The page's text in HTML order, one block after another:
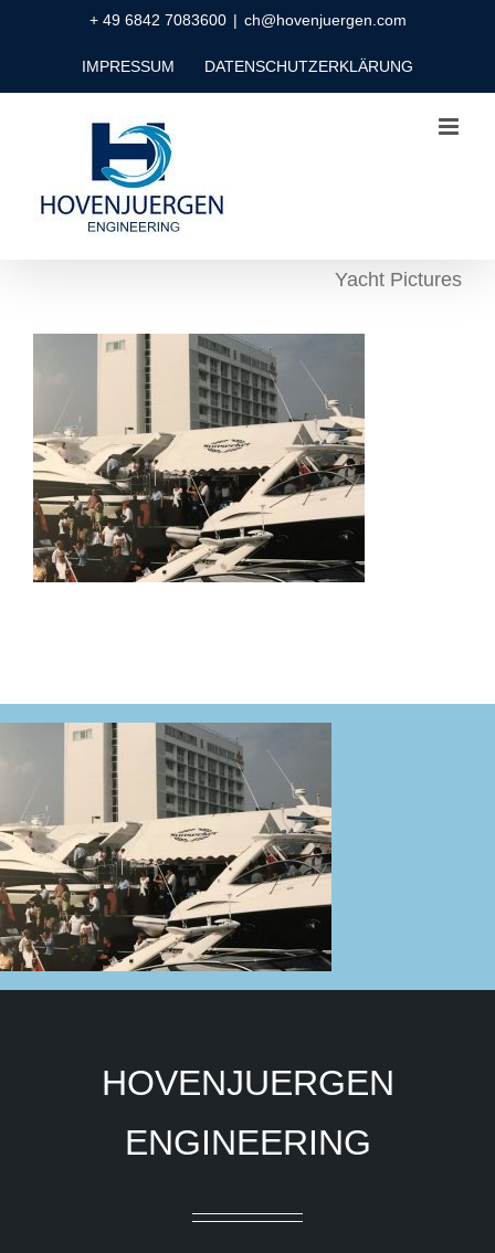
+ 49 6842 7083600 | ch@hovenjuergen.com
IMPRESSUM DATENSCHUTZERKLÄRUNG
Yacht Pictures
HOVENJUERGEN
ENGINEERING